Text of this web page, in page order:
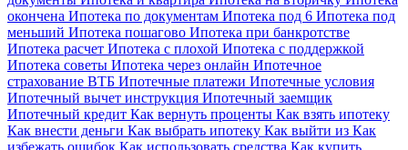
окончена Ипотека по документам Ипотека под 6 Ипотека под
меньший Ипотека пошагово Ипотека при банкротстве
Ипотека расчет Ипотека с плохой Ипотека с поддержкой
Ипотека советы Ипотека через онлайн Ипотечное
страхование ВТБ Ипотечные платежи Ипотечные условия
Ипотечный вычет инструкция Ипотечный заемщик
Ипотечный кредит Как вернуть проценты Как взять ипотеку
Как внести деньги Как выбрать ипотеку Как выйти из Как
избежать ошибок Как использовать средства Как купить